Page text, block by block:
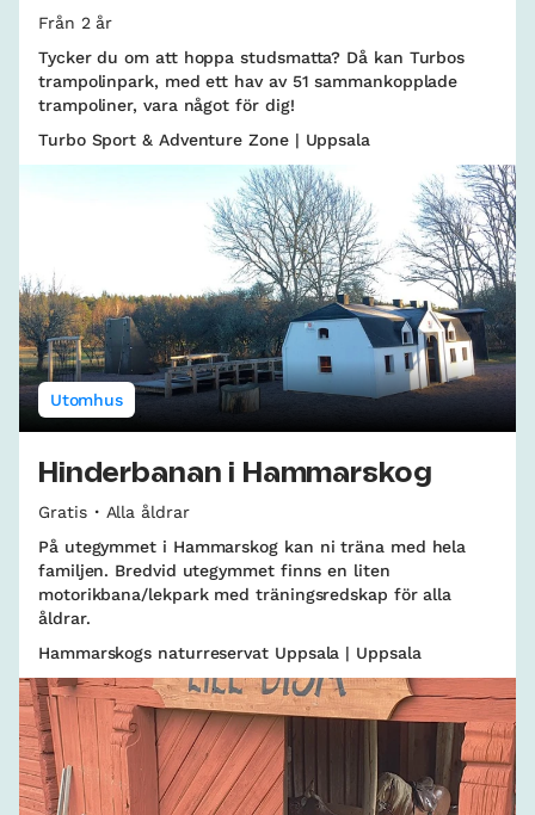
Från 2 år
Tycker du om att hoppa studsmatta? Då kan Turbos
trampolinpark, med ett hav av 51 sammankopplade
trampoliner, vara något för dig!
Turbo Sport & Adventure Zone | Uppsala
Utomhus
Hinderbanan i Hammarskog
Gratis
Alla åldrar
På utegymmet i Hammarskog kan ni träna med hela
familjen. Bredvid utegymmet finns en liten
motorikbana/lekpark med träningsredskap för alla
åldrar.
Hammarskogs naturreservat Uppsala | Uppsala